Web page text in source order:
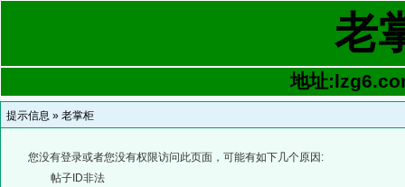
老
地址
提示信息 » 老掌柜
您没有登录或者您没有权限访问此页面，可能有如下几个原因:
帖子ID非法